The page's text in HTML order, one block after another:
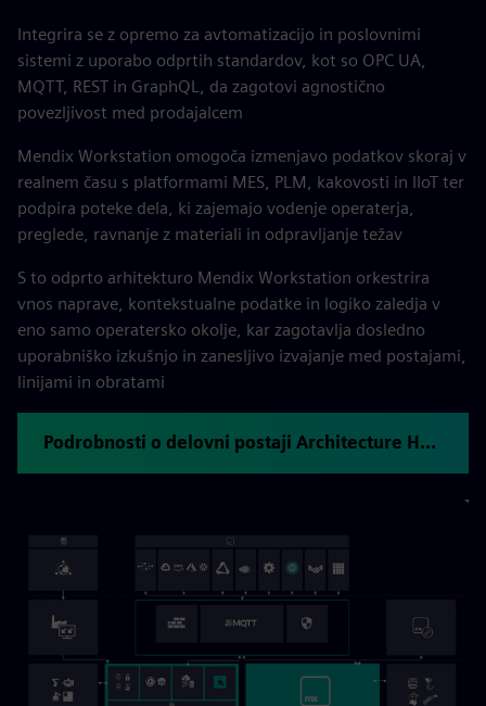
Integrira se z opremo za avtomatizacijo in poslovnimi
sistemi z uporabo odprtih standardov, kot so OPC UA,
MQTT, REST in GraphQL, da zagotovi agnostično
povezljivost med prodajalcem
Mendix Workstation omogoča izmenjavo podatkov skoraj v
realnem času s platformami MES, PLM, kakovosti in IIoT ter
podpira poteke dela, ki zajemajo vodenje operaterja,
preglede, ravnanje z materiali in odpravljanje težav
S to odprto arhitekturo Mendix Workstation orkestrira
vnos naprave, kontekstualne podatke in logiko zaledja v
eno samo operatersko okolje, kar zagotavlja dosledno
uporabniško izkušnjo in zanesljivo izvajanje med postajami,
linijami in obratami
Podrobnosti o delovni postaji Architecture Hub Mendix